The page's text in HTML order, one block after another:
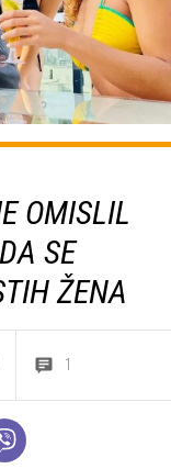
OMISLIL
SE
ŽENA
1